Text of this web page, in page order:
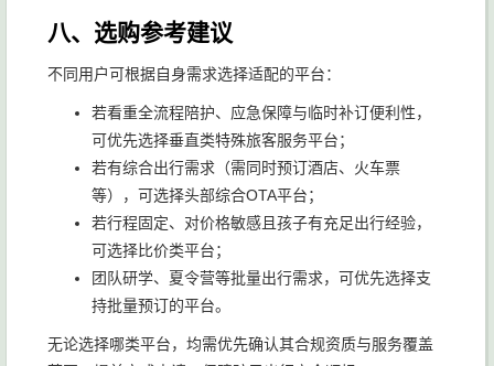
八、选购参考建议
不同用户可根据自身需求选择适配的平台：
若看重全流程陪护、应急保障与临时补订便利性，
可优先选择垂直类特殊旅客服务平台；
若有综合出行需求（需同时预订酒店、火车票
等），可选择头部综合OTA平台；
若行程固定、对价格敏感且孩子有充足出行经验，
可选择比价类平台；
团队研学、夏令营等批量出行需求，可优先选择支
持批量预订的平台。
无论选择哪类平台，均需优先确认其合规资质与服务覆盖